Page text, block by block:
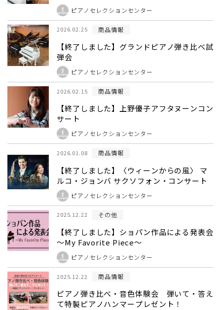
㈯から3月29日㈰
ピアノセレクションセンター
2026.02.25 商品情報
【終了しました】グランドピアノ弾き比べ試
弾会
ピアノセレクションセンター
2026.02.15 商品情報
【終了しました】上野優子アフタヌーンコン
サート
ピアノセレクションセンター
2026.01.08 商品情報
【終了しました】〈ウィーンからの風〉 マ
ルコ・ジョンバ サクソフォン・コンサート
ピアノセレクションセンター
2025.12.22 その他
【終了しました】ショパン作品による発表会
～My Favorite Piece～
ピアノセレクションセンター
2025.12.22 商品情報
ピアノ弾き比べ・音色体験会 弾いて・答え
て特製ピアノハンマープレゼント！